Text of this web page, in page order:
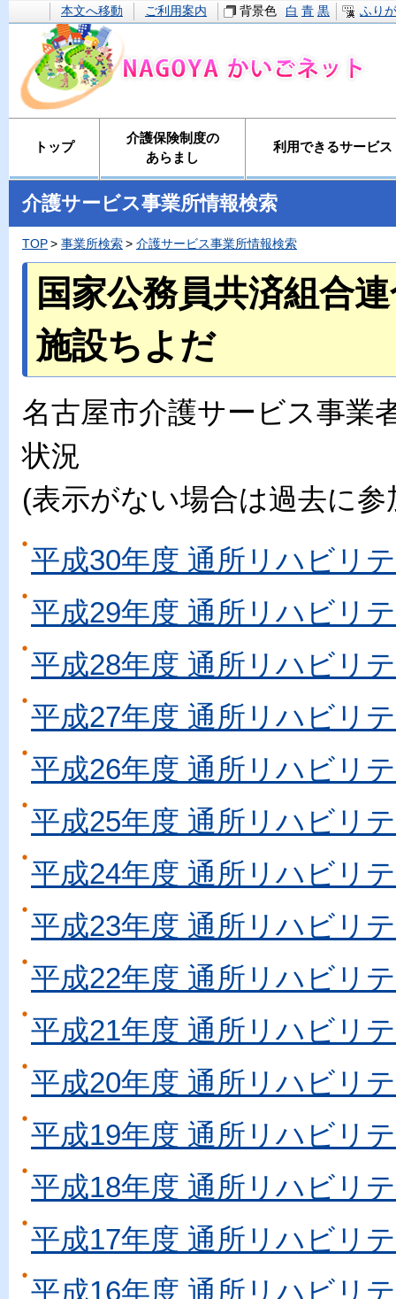
本文へ移動 ご利用案内 背景色 白 青 黒 ふり
トップ
介護保険制度の
あらまし
利用できるサービス
介護サービス事業所情報検索
TOP 事業所検索 介護サービス事業所情報検索
国家公務員共済組合
施設ちよだ
名古屋市介護サービス事業
状況
(表示がない場合は過去に
平成30年度 通所リハビリ
平成29年度 通所リハビリ
平成28年度 通所リハビリ
平成27年度 通所リハビリ
平成26年度 通所リハビリ
平成25年度 通所リハビリ
平成24年度 通所リハビリ
平成23年度 通所リハビリ
平成22年度 通所リハビリ
平成21年度 通所リハビリ
平成20年度 通所リハビリ
平成19年度 通所リハビリ
平成18年度 通所リハビリ
平成17年度 通所リハビリ
平成16年度 通所リハビリ